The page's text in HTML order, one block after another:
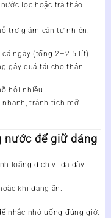
lọc hoặc trà thảo
trợ giảm cân tự nhiên.
ngày (tổng 2–2.5 lít)
gây quá tải cho thận.
hôi nhiều
tránh tích mỡ
nước để giữ dáng
loãng dịch vị dạ dày.
khi đang ăn .
nhắc nhở uống đúng giờ.